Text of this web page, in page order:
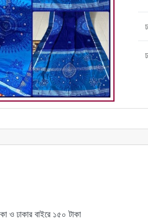
ও ঢাকার বাইরে ১৫০ টাকা